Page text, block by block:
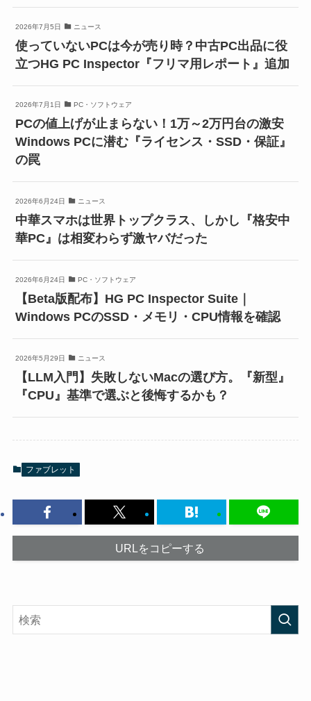
2026年7月5日 ニュース
使っていないPCは今が売り時？中古PC出品に役
立つHG PC Inspector『フリマ用レポート』追加
2026年7月1日 PC・ソフトウェア
PCの値上げが止まらない！1万～2万円台の激安
Windows PCに潜む『ライセンス・SSD・保証』
の罠
2026年6月24日 ニュース
中華スマホは世界トップクラス、しかし『格安中
華PC』は相変わらず激ヤバだった
2026年6月24日 PC・ソフトウェア
【Beta版配布】HG PC Inspector Suite｜
Windows PCのSSD・メモリ・CPU情報を確認
2026年5月29日 ニュース
【LLM入門】失敗しないMacの選び方。『新型』
『CPU』基準で選ぶと後悔するかも？
ファブレット
URLをコピーする